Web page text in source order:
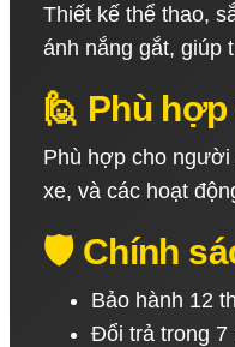
Thiết kế thể thao,
ánh nắng gắt, giúp
🙋 Phù
Phù hợp cho
xe, và các hoạt
🛡️ Chính
Bảo hành 12
Đổi trả trong 7